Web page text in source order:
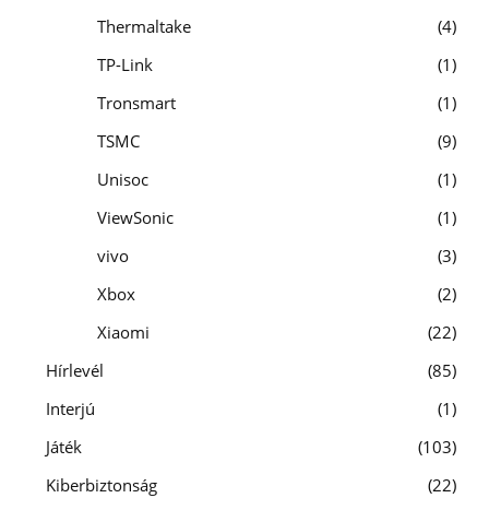
Thermaltake
4
TP-Link
1
Tronsmart
1
TSMC
9
Unisoc
1
ViewSonic
1
vivo
3
Xbox
2
Xiaomi
22
Hírlevél
85
Interjú
1
Játék
103
Kiberbiztonság
22